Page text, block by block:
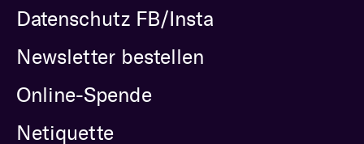
Datenschutz FB/Insta
Newsletter bestellen
Online-Spende
Netiquette